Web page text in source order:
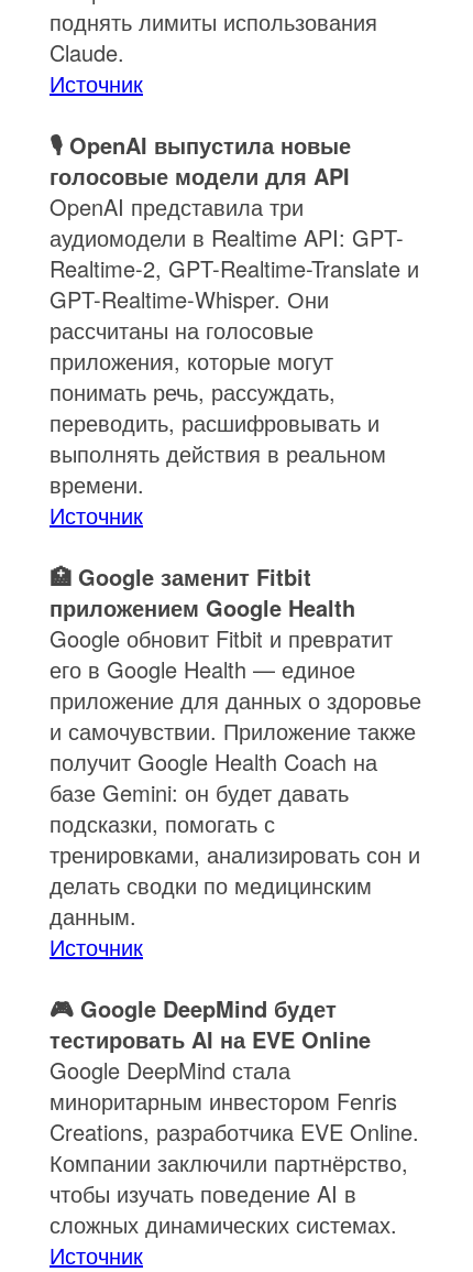
поднять лимиты использования
Claude.
Источник
🎙️ OpenAI выпустила новые
голосовые модели для API
OpenAI представила три
аудиомодели в Realtime API: GPT-
Realtime-2, GPT-Realtime-Translate и
GPT-Realtime-Whisper. Они
рассчитаны на голосовые
приложения, которые могут
понимать речь, рассуждать,
переводить, расшифровывать и
выполнять действия в реальном
времени.
Источник
🏥 Google заменит Fitbit
приложением Google Health
Google обновит Fitbit и превратит
его в Google Health — единое
приложение для данных о здоровье
и самочувствии. Приложение также
получит Google Health Coach на
базе Gemini: он будет давать
подсказки, помогать с
тренировками, анализировать сон и
делать сводки по медицинским
данным.
Источник
🎮 Google DeepMind будет
тестировать AI на EVE Online
Google DeepMind стала
миноритарным инвестором Fenris
Creations, разработчика EVE Online.
Компании заключили партнёрство,
чтобы изучать поведение AI в
сложных динамических системах.
Источник